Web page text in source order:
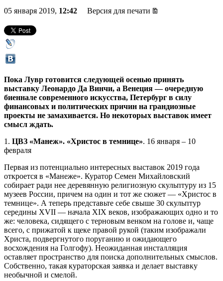
05 января 2019, 12:42 Версия для печати
Пока Лувр готовится следующей осенью принять
выставку Леонардо Да Винчи, а Венеция — очередную
биеннале современного искусства, Петербург в силу
финансовых и политических причин на грандиозные
проекты не замахивается. Но некоторых выставок имеет
смысл ждать.
1. ЦВЗ «Манеж». «Христос в темнице». 16 января – 10
февраля
Первая из потенциально интересных выставок 2019 года
откроется в «Манеже». Куратор Семен Михайловский
собирает ради нее деревянную религиозную скульптуру из 15
музеев России, причем на один и тот же сюжет — «Христос в
темнице». А теперь представьте себе свыше 30 скульптур
середины XVII — начала XIX веков, изображающих одно и то
же: человека, сидящего с терновым венком на голове и, чаще
всего, с прижатой к щеке правой рукой (таким изображали
Христа, подвергнутого поруганию и ожидающего
восхождения на Голгофу). Неожиданная инсталляция
оставляет пространство для поиска дополнительных смыслов.
Собственно, такая кураторская заявка и делает выставку
необычной и смелой.